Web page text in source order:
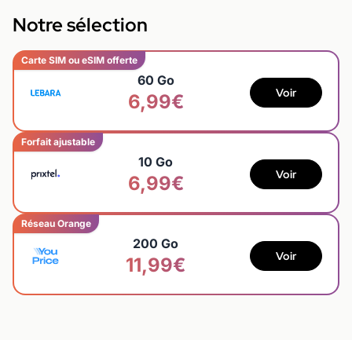
Notre sélection
Carte SIM ou eSIM offerte
60 Go
6,99€ Voir
Forfait ajustable
10 Go
6,99€ Voir
Réseau Orange
200 Go
11,99€ Voir